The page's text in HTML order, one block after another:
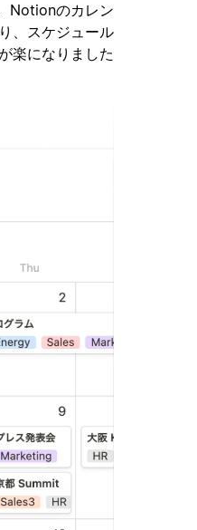
Notionのカレン
、スケジュール
楽になりました。